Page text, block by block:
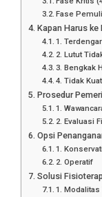
Fase
Kapan Harus ke
1. Terdengar
2. Lutut
3. Bengkak
4. Tidak
Prosedur
1.
2. Evaluasi
Opsi
1.
2. Operatif
Solusi
1.